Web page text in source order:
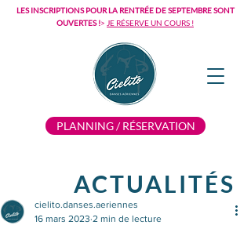
PLANNING / RÉSERVATION
LES INSCRIPTIONS POUR LA RENTRÉE DE SEPTEMBRE SONT
OUVERTES !> JE RÉSERVE UN COURS !
ACTUALITÉS
cielito.danses.aeriennes
16 mars 2023 2 min de lecture